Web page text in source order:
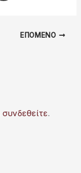
ΕΠΌΜΕΝΟ
συνδεθείτε.